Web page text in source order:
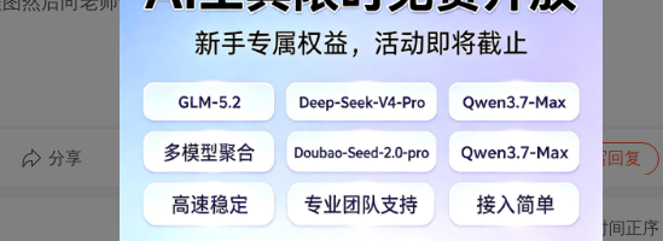
分享 转发到动态 举报 写回复
切换为时间正序